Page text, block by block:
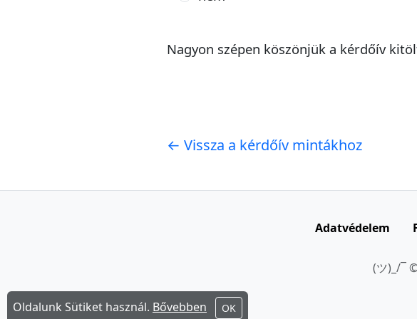
Nagyon szépen köszönjük a kérdőív
← Vissza a kérdőív mintákhoz
Adatvédelem
(ツ)_/¯
Oldalunk Sütiket használ. Bővebben OK